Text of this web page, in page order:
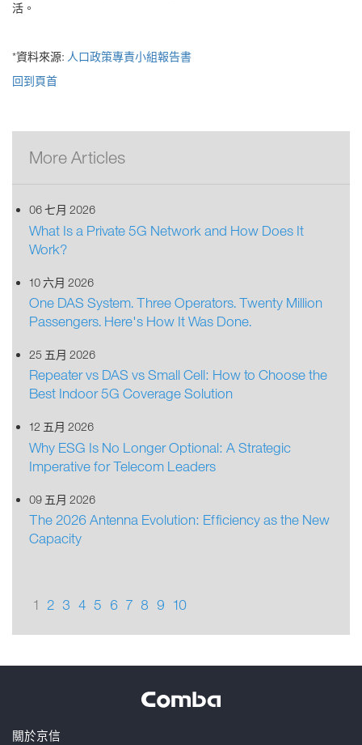
活。
*資料來源: 人口政策專責小組報告書
回到頁首
More Articles
06 七月 2026
What Is a Private 5G Network and How Does It
Work?
10 六月 2026
One DAS System. Three Operators. Twenty Million
Passengers. Here's How It Was Done.
25 五月 2026
Repeater vs DAS vs Small Cell: How to Choose the
Best Indoor 5G Coverage Solution
12 五月 2026
Why ESG Is No Longer Optional: A Strategic
Imperative for Telecom Leaders
09 五月 2026
The 2026 Antenna Evolution: Efficiency as the New
Capacity
1 2 3 4 5 6 7 8 9 10
關於京信